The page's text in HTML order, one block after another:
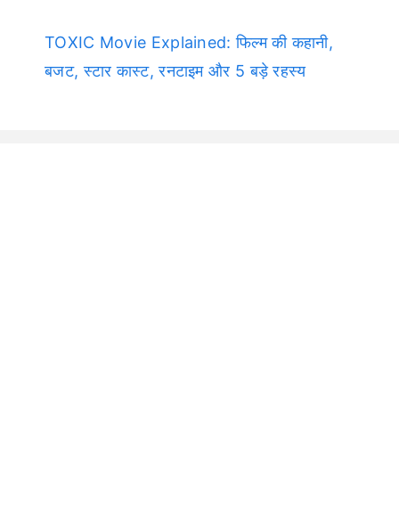
TOXIC Movie Explained: फिल्म की कहानी,
बजट, स्टार कास्ट, रनटाइम और 5 बड़े रहस्य